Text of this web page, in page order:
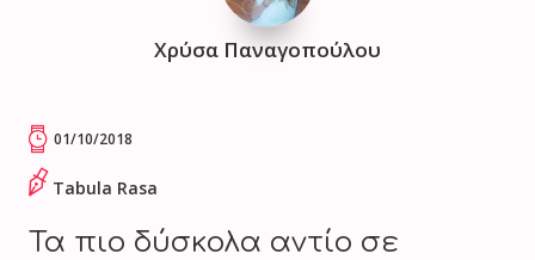
Χρύσα Παναγοπούλου
01/10/2018
Tabula Rasa
Τα πιο δύσκολα αντίο σε